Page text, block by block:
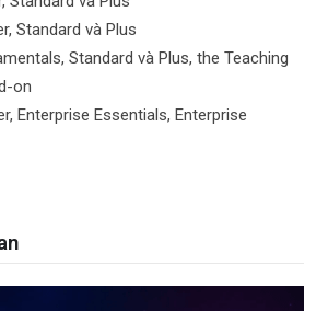
Standard và Plus
Standard và Plus, the Teaching
on
Enterprise Essentials, Enterprise